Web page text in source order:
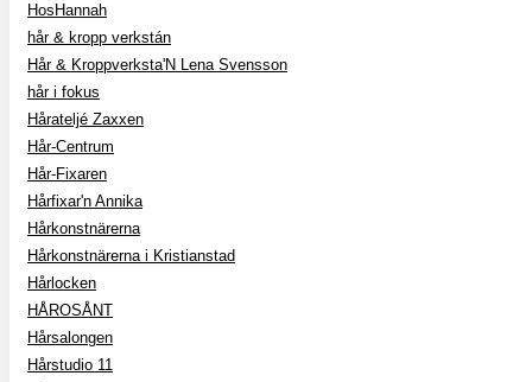
HosHannah
hår & kropp verkstán
Hår & Kroppverksta'N Lena Svensson
hår i fokus
Hårateljé Zaxxen
Hår-Centrum
Hår-Fixaren
Hårfixar'n Annika
Hårkonstnärerna
Hårkonstnärerna i Kristianstad
Hårlocken
HÅROSÅNT
Hårsalongen
Hårstudio 11